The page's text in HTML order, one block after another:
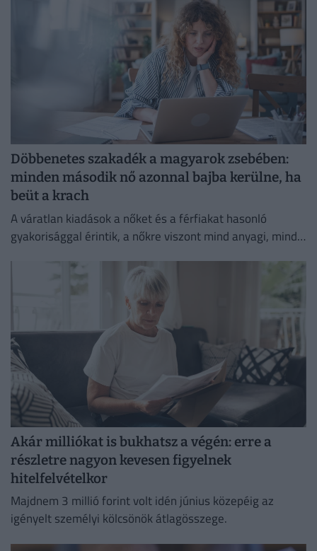
Döbbenetes szakadék a magyarok zsebében:
minden második nő azonnal bajba kerülne, ha
beüt a krach
A váratlan kiadások a nőket és a férfiakat hasonló
gyakorisággal érintik, a nőkre viszont mind anyagi, mind
Akár milliókat is bukhatsz a végén: erre a
részletre nagyon kevesen figyelnek
hitelfelvételkor
Majdnem 3 millió forint volt idén június közepéig az
igényelt személyi kölcsönök átlagösszege.